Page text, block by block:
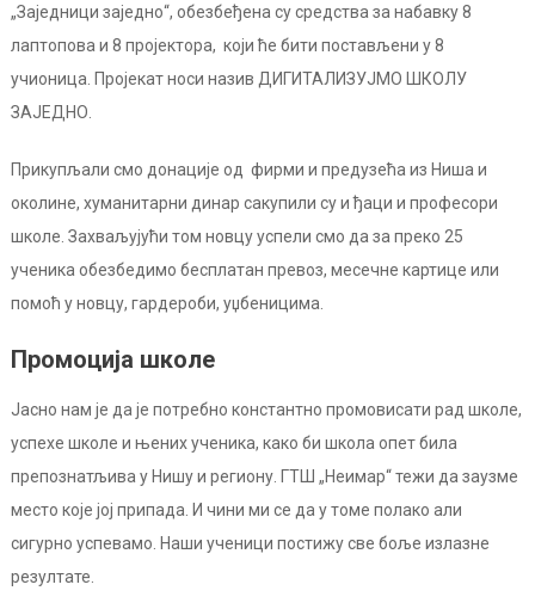
„Заједници заједно“, обезбеђена су средства за набавку 8
лаптопова и 8 пројектора, који ће бити постављени у 8
учионица. Пројекат носи назив ДИГИТАЛИЗУЈМО ШКОЛУ
ЗАЈЕДНО.
Прикупљали смо донације од фирми и предузећа из Ниша и
околине, хуманитарни динар сакупили су и ђаци и професори
школе. Захваљујући том новцу успели смо да за преко 25
ученика обезбедимо бесплатан превоз, месечне картице или
помоћ у новцу, гардероби, уџбеницима.
Промоција школе
Јасно нам је да је потребно константно промовисати рад школе,
успехе школе и њених ученика, како би школа опет била
препознатљива у Нишу и региону. ГТШ „Неимар“ тежи да заузме
место које јој припада. И чини ми се да у томе полако али
сигурно успевамо. Наши ученици постижу све боље излазне
резултате.